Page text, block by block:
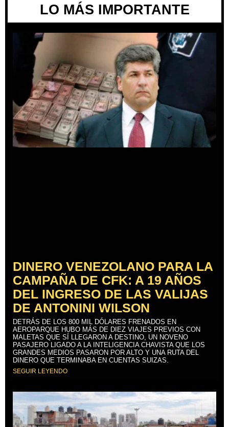
LO MÁS IMPORTANTE
DINERO VENEZOLANO PARA LA
CAMPAÑA DE CFK: A 19 AÑOS
DEL INGRESO DE LAS VALIJAS
DE ANTONINI WILSON
DETRÁS DE LOS 800 MIL DÓLARES FRENADOS EN
AEROPARQUE HUBO MÁS DE DIEZ VIAJES PREVIOS CON
MALETAS QUE SÍ LLEGARON A DESTINO, UN NOVENO
PASAJERO LIGADO A LA INTELIGENCIA CHAVISTA QUE LOS
GRANDES MEDIOS PASARON POR ALTO Y UNA RUTA DEL
DINERO QUE TERMINABA EN CUENTAS SUIZAS.
SEGUIR LEYENDO